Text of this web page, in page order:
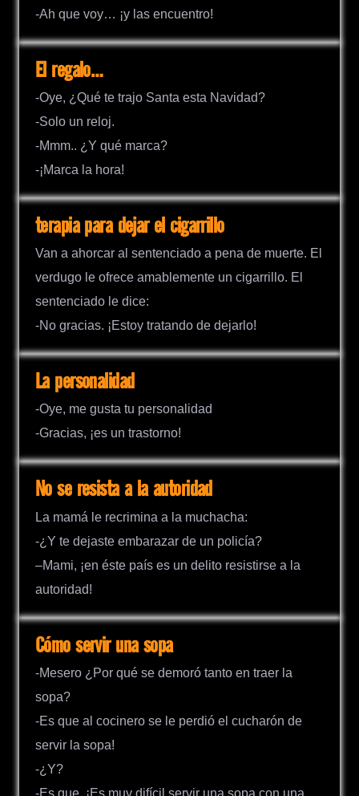
-Ah que voy… ¡y las encuentro!
El regalo…
-Oye, ¿Qué te trajo Santa esta Navidad?
-Solo un reloj.
-Mmm.. ¿Y qué marca?
-¡Marca la hora!
terapia para dejar el cigarrillo
Van a ahorcar al sentenciado a pena de muerte. El
verdugo le ofrece amablemente un cigarrillo. El
sentenciado le dice:
-No gracias. ¡Estoy tratando de dejarlo!
La personalidad
-Oye, me gusta tu personalidad
-Gracias, ¡es un trastorno!
No se resista a la autoridad
La mamá le recrimina a la muchacha:
-¿Y te dejaste embarazar de un policía?
–Mami, ¡en éste país es un delito resistirse a la
autoridad!
Cómo servir una sopa
-Mesero ¿Por qué se demoró tanto en traer la
sopa?
-Es que al cocinero se le perdió el cucharón de
servir la sopa!
-¿Y?
-Es que, ¡Es muy difícil servir una sopa con una